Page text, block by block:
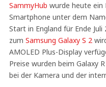
SammyHub wurde heute
Smartphone unter dem
Start in England für Ende
zum Samsung Galaxy S 2
AMOLED Plus-Display
Preise wurden beim Galaxy
bei der Kamera und der